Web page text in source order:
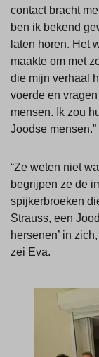
contact bracht
ben ik bekend
laten horen. Het
maakte om met
die mijn verhaal
voerde en
mensen. Ik zou
Joodse mensen.”
“Ze weten niet
begrijpen ze de
spijkerbroeken
Strauss, een
hersenen’ in
zei Eva.